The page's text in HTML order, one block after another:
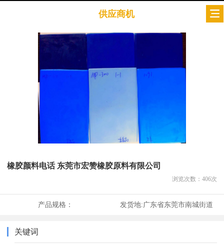
供应商机
橡胶颜料电话 东莞市宏赞橡胶原料有限公司
浏览次数： 406次
产品规格： 发货地:广东省东莞市南城街道
关键词